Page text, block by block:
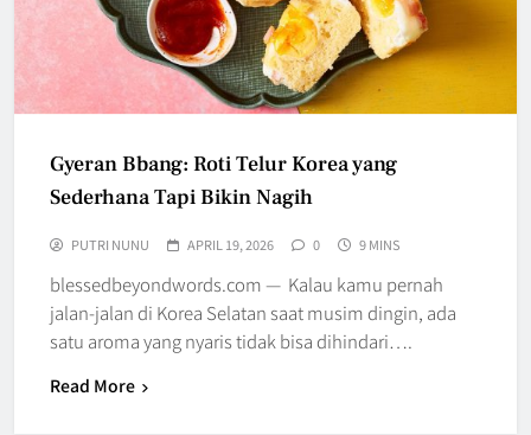
Gyeran Bbang: Roti Telur Korea yang
Sederhana Tapi Bikin Nagih
PUTRI NUNU APRIL 19, 2026 0 9 MINS
blessedbeyondwords.com — Kalau kamu pernah
jalan-jalan di Korea Selatan saat musim dingin, ada
satu aroma yang nyaris tidak bisa dihindari….
Read More